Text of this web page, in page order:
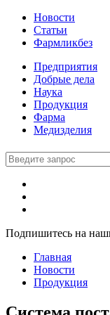
Новости
Статьи
Фармликбез
Предприятия
Добрые дела
Наука
Продукция
Фарма
Медизделия
Подпишитесь на
Главная
Новости
Продукция